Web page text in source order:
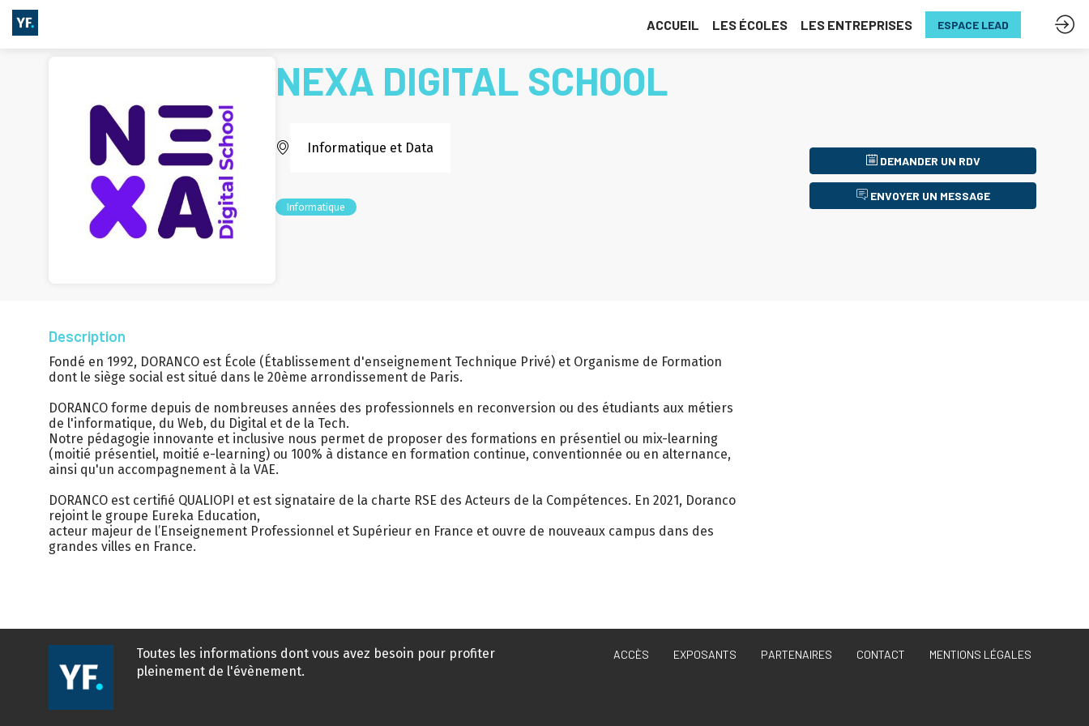
ACCUEIL LES ÉCOLES LES ENTREPRISES ESPACE LEAD
DEMANDER UN RDV
ENVOYER UN MESSAGE
NEXA DIGITAL SCHOOL
Informatique et Data
Informatique
Description
Fondé en 1992, DORANCO est École (Établissement d'enseignement Technique Privé) et Organisme de Formation
dont le siège social est situé dans le 20ème arrondissement de Paris.
DORANCO forme depuis de nombreuses années des professionnels en reconversion ou des étudiants aux métiers
de l'informatique, du Web, du Digital et de la Tech.
Notre pédagogie innovante et inclusive nous permet de proposer des formations en présentiel ou mix-learning
(moitié présentiel, moitié e-learning) ou 100% à distance en formation continue, conventionnée ou en alternance,
ainsi qu'un accompagnement à la VAE.
DORANCO est certifié QUALIOPI et est signataire de la charte RSE des Acteurs de la Compétences. En 2021, Doranco
rejoint le groupe Eureka Education,
acteur majeur de l’Enseignement Professionnel et Supérieur en France et ouvre de nouveaux campus dans des
Toutes les informations dont vous avez besoin pour profiter
pleinement de l'évènement.
ACCÈS EXPOSANTS PARTENAIRES CONTACT MENTIONS LÉGALES